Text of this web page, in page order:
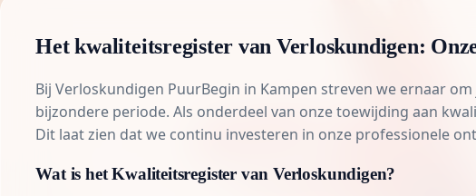
Het kwaliteitsregister van Verloskundigen:
BijVerloskundigen PuurBegin in Kampen streven we ernaar
bijzondere periode. Als onderdeel van onze toewijding aan
Dit laat zien dat we continu investeren in onze professionele
Wat is het Kwaliteitsregister van Verloskundigen?